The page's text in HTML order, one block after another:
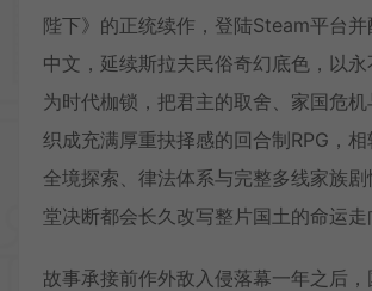
陛下》的正统续作，登陆Steam平台
中文，延续斯拉夫民俗奇幻底色，以
为时代枷锁，把君主的取舍、家国危
织成充满厚重抉择感的回合制RPG，相
全境探索、律法体系与完整多线家族
堂决断都会长久改写整片国土的命运走
故事承接前作外敌入侵落幕一年之后，